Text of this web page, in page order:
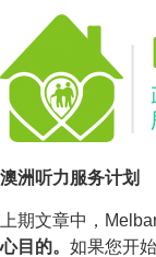
澳洲听力服务计划
上期文章中，
心目的。 如果您开